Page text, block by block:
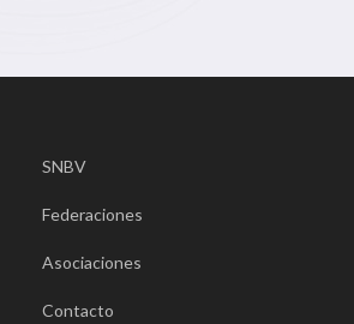
SNBV
Federaciones
Asociaciones
Contacto